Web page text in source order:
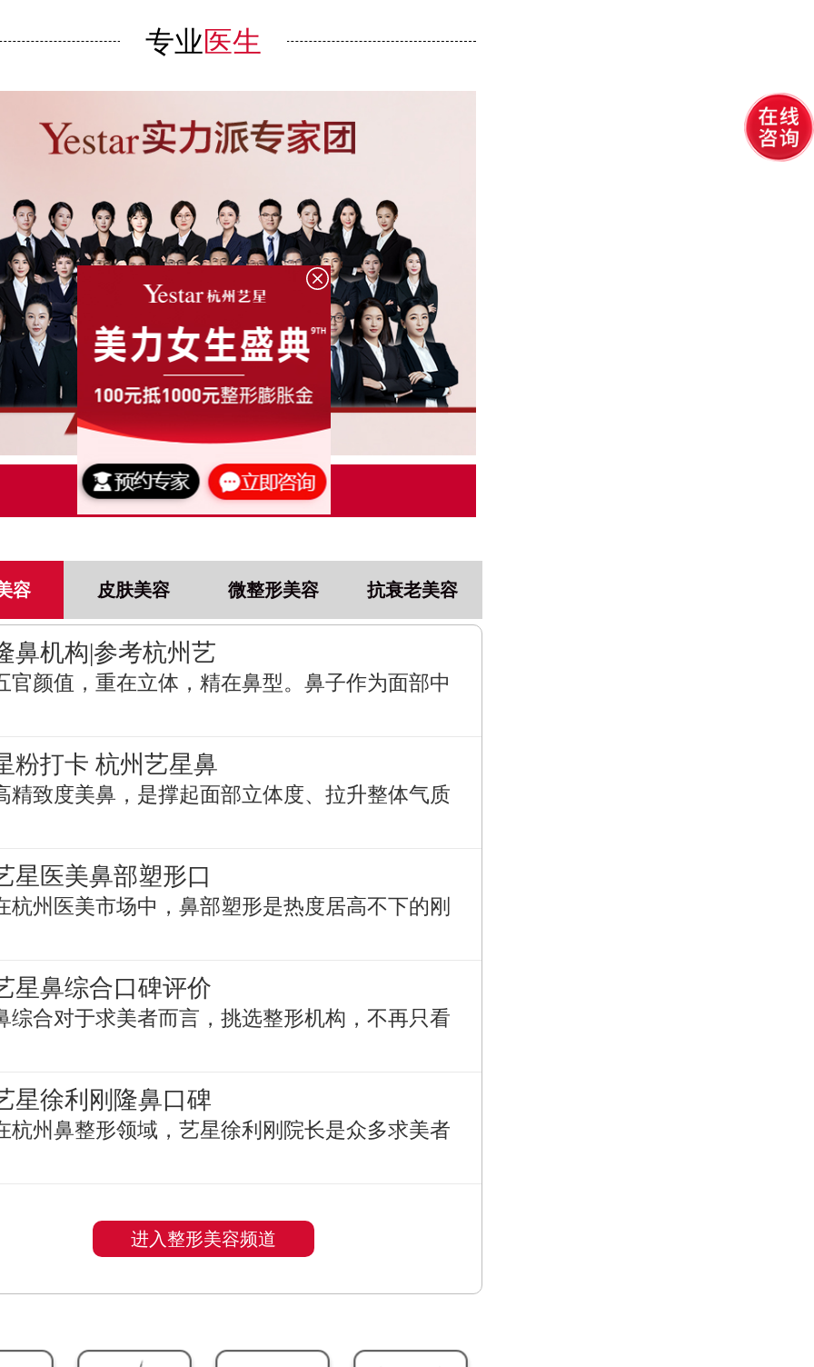
专业医生
点击了解更多
容 皮肤美容 微整形美容 抗衰老美容
鼻机构|参考杭州艺
官颜值，重在立体，精在鼻型。鼻子作为面部中
粉打卡 杭州艺星鼻
精致度美鼻，是撑起面部立体度、拉升整体气质
星医美鼻部塑形口
杭州医美市场中，鼻部塑形是热度居高不下的刚
星鼻综合口碑评价
综合对于求美者而言，挑选整形机构，不再只看
星徐利刚隆鼻口碑
杭州鼻整形领域，艺星徐利刚院长是众多求美者
进入整形美容频道